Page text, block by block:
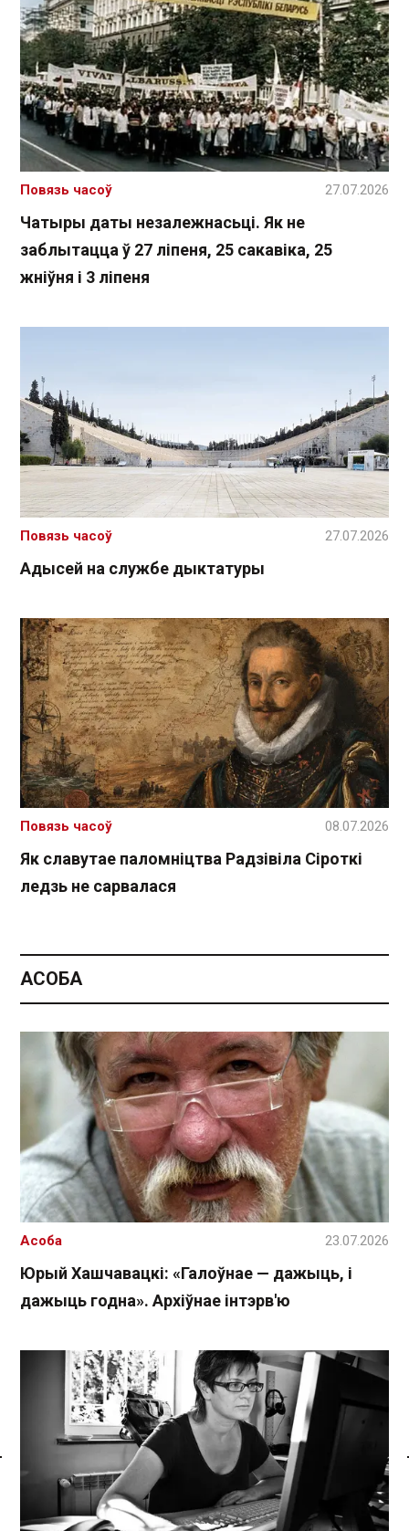
Спасылка без VPN
Чатыры даты незалежнасьці. Як не
заблытацца ў 27 ліпеня, 25 сакавіка, 25
жніўня і 3 ліпеня
Повязь часоў 27.07.2026
Адысей на службе дыктатуры
Повязь часоў 27.07.2026
Як славутае паломніцтва Радзівіла Сіроткі
ледзь не сарвалася
Повязь часоў 08.07.2026
АСОБА
Юрый Хашчавацкі: «Галоўнае — дажыць, і
дажыць годна». Архіўнае інтэрв'ю
Асоба 23.07.2026